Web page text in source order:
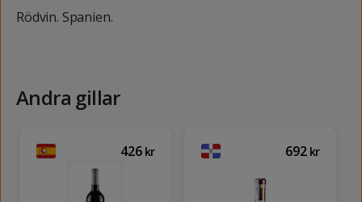
Rödvin. Spanien.
Andra gillar
426 kr 692 kr